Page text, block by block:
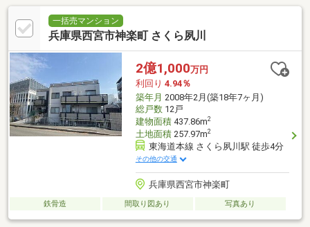
一括売マンション
兵庫県西宮市神楽町 さくら夙川
2億1,000万円
利回り 4.94％
築年月 2008年2月(築18年7ヶ月)
総戸数12戸
建物面積437.86m2
土地面積257.97m2
東海道本線 さくら夙川駅 徒歩4分
その他の交通
兵庫県西宮市神楽町
鉄骨造 間取り図あり 写真あり